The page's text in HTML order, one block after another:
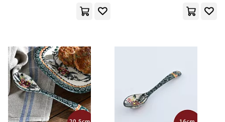
（美）奧斯本(27)
たにぐち千賀(26)
堀井雄二(26)
北方婦女兒童出版社(76)
三民(75) 三采(75)
浙江大學出版社(75)
中國人民大學出版社(72)